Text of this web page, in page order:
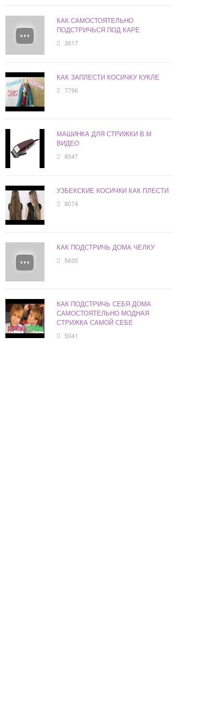
КАК САМОСТОЯТЕЛЬНО
ПОДСТРИЧЬСЯ ПОД КАРЕ
3617
КАК ЗАПЛЕСТИ КОСИЧКУ КУКЛЕ
7796
МАШИНКА ДЛЯ СТРИЖКИ В М
ВИДЕО
8547
УЗБЕКСКИЕ КОСИЧКИ КАК ПЛЕСТИ
8074
КАК ПОДСТРИЧЬ ДОМА ЧЕЛКУ
5635
КАК ПОДСТРИЧЬ СЕБЯ ДОМА
САМОСТОЯТЕЛЬНО МОДНАЯ
СТРИЖКА САМОЙ СЕБЕ
5041